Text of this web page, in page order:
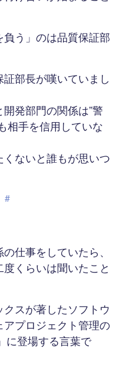
負う」のは品質保証部
部長が嘆いていまし
開発部門の関係は”警
相手を信用していな
ないと誰もが思いつ
#
仕事をしていたら、
度くらいは聞いたこと
スが著したソフトウ
アプロジェクト管理の
」に登場する言葉で